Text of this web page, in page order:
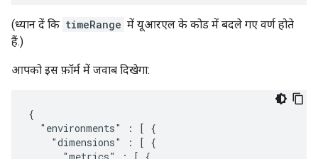
(ध्यान दें कि timeRange में यूआरएल के कोड में बदले गए वर्ण होते
हैं.)
आपको इस फ़ॉर्म में जवाब दिखेगा:
{
  "environments" : [ {
    "dimensions" : [ {